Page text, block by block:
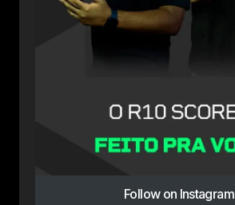
Follow on Instagram